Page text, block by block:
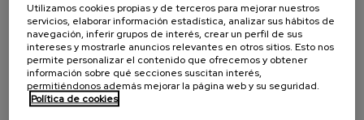
prometedores.
Este encuentro, organizado por el Ministerio de
Derechos Sociales, Consumo y Agenda 2030, tendrá
lugar en Zamora y se centrará en estos dos grandes
Utilizamos cookies propias y de terceros para mejorar nuestros
servicios, elaborar información estadística, analizar sus hábitos de
navegación, inferir grupos de interés, crear un perfil de sus
intereses y mostrarle anuncios relevantes en otros sitios. Esto nos
permite personalizar el contenido que ofrecemos y obtener
información sobre qué secciones suscitan interés,
permitiéndonos además mejorar la página web y su seguridad.
Política de cookies